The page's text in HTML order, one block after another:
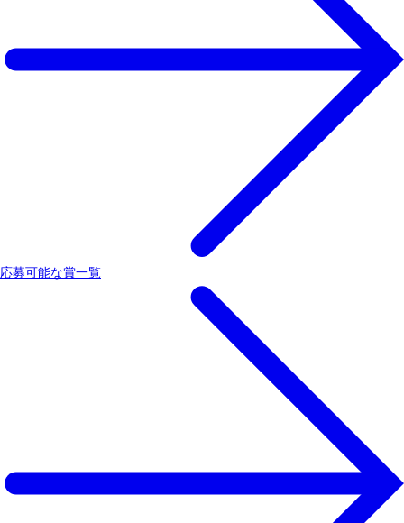
応募可能な賞一覧